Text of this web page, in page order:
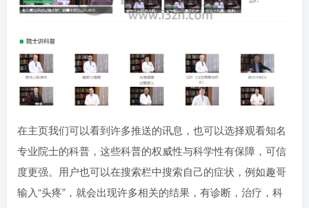
在主页我们可以看到许多推送的讯息，也可以选择观看知名
专业院士的科普，这些科普的权威性与科学性有保障，可信
度更强。用户也可以在搜索栏中搜索自己的症状，例如趣哥
输入“头疼”，就会出现许多相关的结果，有诊断，治疗，科